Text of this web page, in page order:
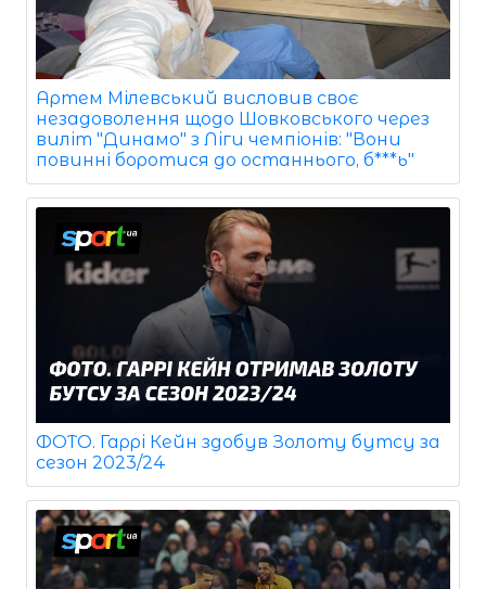
Артем Мілевський висловив своє
незадоволення щодо Шовковського через
виліт "Динамо" з Ліги чемпіонів: "Вони
повинні боротися до останнього, б***ь"
ФОТО. Гаррі Кейн здобув Золоту бутсу за
сезон 2023/24